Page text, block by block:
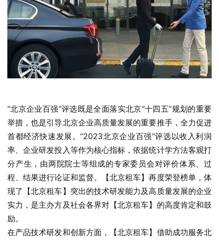
“北京企业百强”评选既是全面落实北京“十四五”规划的重要
举措，也是引导北京企业高质量发展的重要推手，全力促进
首都经济快速发展。“2023北京企业百强”评选以收入利润
率、企业研发投入等作为核心指标，依据统计学方法客观打
分产生，由两院院士等组成的专家委员会对评价体系、过
程、结果进行论证和监督。【北京租车】再度荣登榜单，体
现了【北京租车】突出的技术研发能力及高质量发展的企业
实力，是主办方及社会各界对【北京租车】的高度肯定和鼓
励。
在产品技术研发和创新方面，【北京租车】借助成功服务北